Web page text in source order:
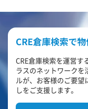
CRE倉庫検索で
CRE倉庫検索を運営す
ラスのネットワーク
ルが、お客様のご要
しをご支援します。